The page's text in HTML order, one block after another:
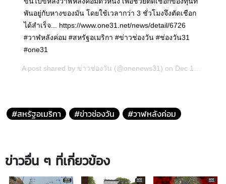
พันอยู่กับหางของมัน โดยใช้เวลากว่า 3 ชั่วโมงจึงตัดเชือก
ได้สำเร็จ... https://www.one31.net/news/detail/6726
#วาฬหลังค่อม #สหรัฐอเมริกา #ข่าวช่องวัน #ช่องวัน31
#one31
A post shared by ข่าวช่องวัน (@onenews31) on Dec 13, 2018 at 7:32pm PST
#สหรัฐอเมริกา #ข่าวช่องวัน #วาฬหลังค่อม
ข่าวอื่น ๆ ที่เกี่ยวข้อง